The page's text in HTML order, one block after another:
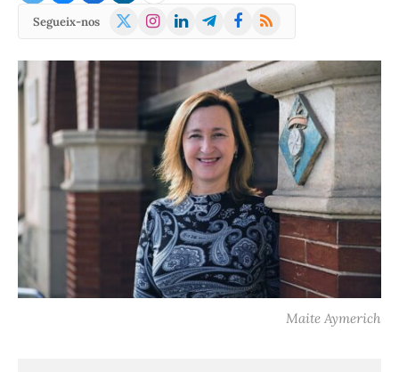
Segueix-nos
X
Instagram
LinkedInTelegramFacebook
RSS
Maite Aymerich